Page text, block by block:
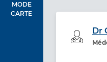
MODE
CARTE
Dr